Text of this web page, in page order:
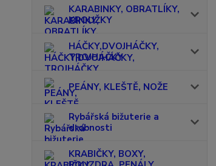
KARABINKY, OBRATLÍKY,
KROUŽKY
HÁČKY,DVOJHÁČKY,
TROJHÁČKY
PEÁNY, KLEŠTĚ, NOŽE
Rybářská bižuterie a
drobnosti
KRABIČKY, BOXY,